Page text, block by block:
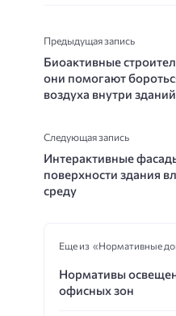
Предыдущая запись
Биоактивные
они помогают
воздуха внутри зданий
Следующая запись
Интерактивные
поверхности здания
среду
Еще из «Нормативные
Нормативы
офисных зон